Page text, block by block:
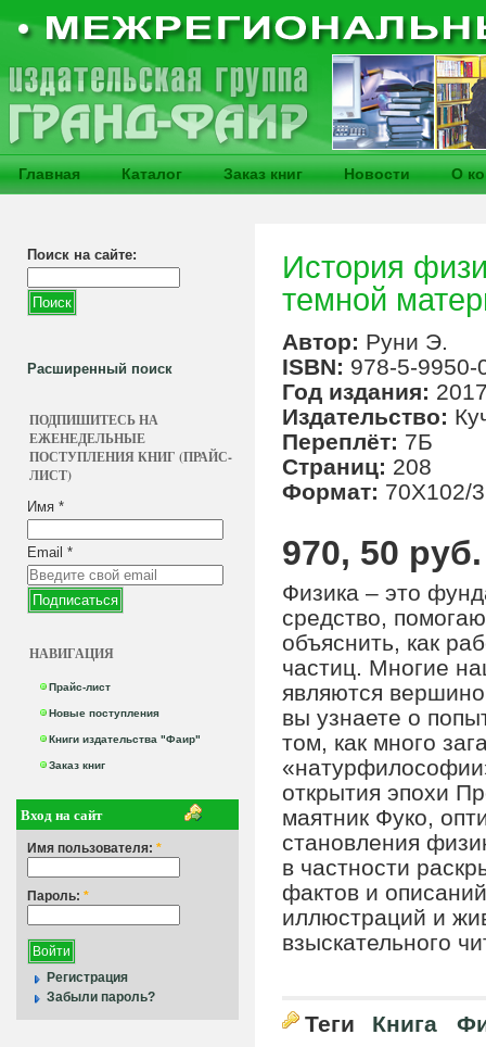
Главная Каталог Заказ книг Новости О
Поиск на сайте:
Расширенный поиск
ПОДПИШИТЕСЬ НА
ЕЖЕНЕДЕЛЬНЫЕ
ПОСТУПЛЕНИЯ КНИГ (ПРАЙС-
ЛИСТ)
Имя *
Email *
НАВИГАЦИЯ
Прайс-лист
Новые поступления
Книги издательства "Фаир"
Заказ книг
Вход на сайт
Имя пользователя: *
Пароль: *
Регистрация
Забыли пароль?
История
темной
Автор: Руни Э.
ISBN: 978-5-9950-
Год издания:
Издательство:
Переплёт: 7Б
Страниц: 208
Формат: 70Х102/
970, 50 руб.
Физика – это
средство,
объяснить, как
частиц. Многие
являются
вы узнаете о
том, как много
открытия эпохи
маятник Фуко,
становления
в частности
фактов и
иллюстраций и
взыскательного
Теги Книга